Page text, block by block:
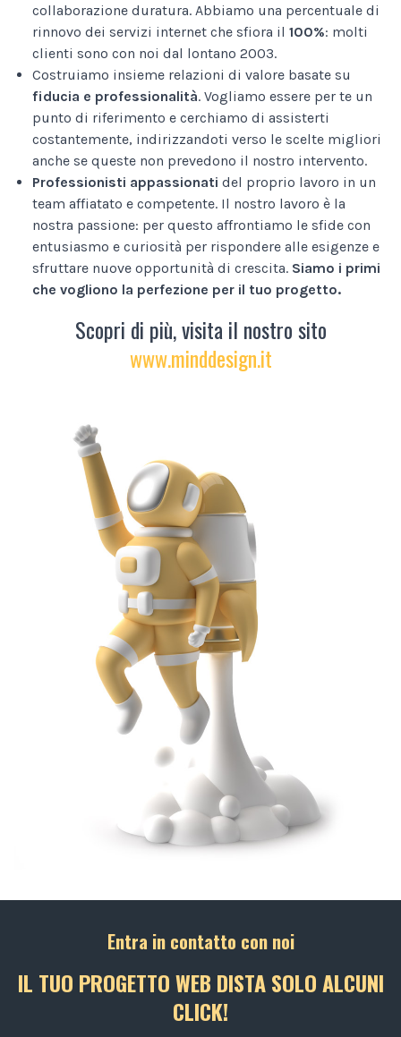
collaborazione duratura. Abbiamo una percentuale di
rinnovo dei servizi internet che sfiora il 100%: molti
clienti sono con noi dal lontano 2003.
Costruiamo insieme relazioni di valore basate su
fiducia e professionalità. Vogliamo essere per te un
punto di riferimento e cerchiamo di assisterti
costantemente, indirizzandoti verso le scelte migliori
anche se queste non prevedono il nostro intervento.
Professionisti appassionati del proprio lavoro in un
team affiatato e competente. Il nostro lavoro è la
nostra passione: per questo affrontiamo le sfide con
entusiasmo e curiosità per rispondere alle esigenze e
sfruttare nuove opportunità di crescita. Siamo i primi
che vogliono la perfezione per il tuo progetto.
Scopri di più, visita il nostro sito
www.minddesign.it
Entra in contatto con noi
IL TUO PROGETTO WEB DISTA SOLO ALCUNI
CLICK!